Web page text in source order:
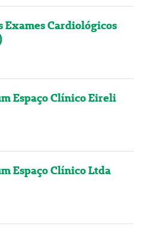
Exames Cardiológicos
Espaço Clínico Eireli
Espaço Clínico Ltda